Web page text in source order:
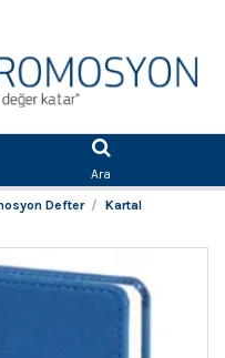
Ara
Defter
Kartal